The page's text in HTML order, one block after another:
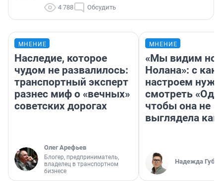
4 788 Обсудить
МНЕНИЕ
Наследие, которое
чудом не развалилось:
транспортный эксперт
разнес миф о «вечных»
советских дорогах
Олег Арефьев
Блогер, предприниматель,
владелец в транспортном
бизнесе
МНЕНИЕ
«Мы видим
Нолана»: с
настроем
смотреть
чтобы она не
выглядела как
Надежда